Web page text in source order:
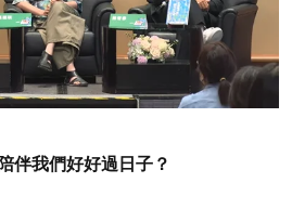
伴我們好好過日子？